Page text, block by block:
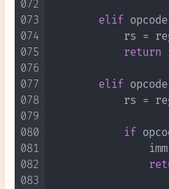
072
073
074
075
076
077
078
079
080
081
082
083
elif
rs =
return
elif opcode
rs =
if